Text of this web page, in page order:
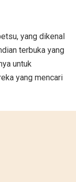
yang dikenal
terbuka yang
untuk
yang mencari